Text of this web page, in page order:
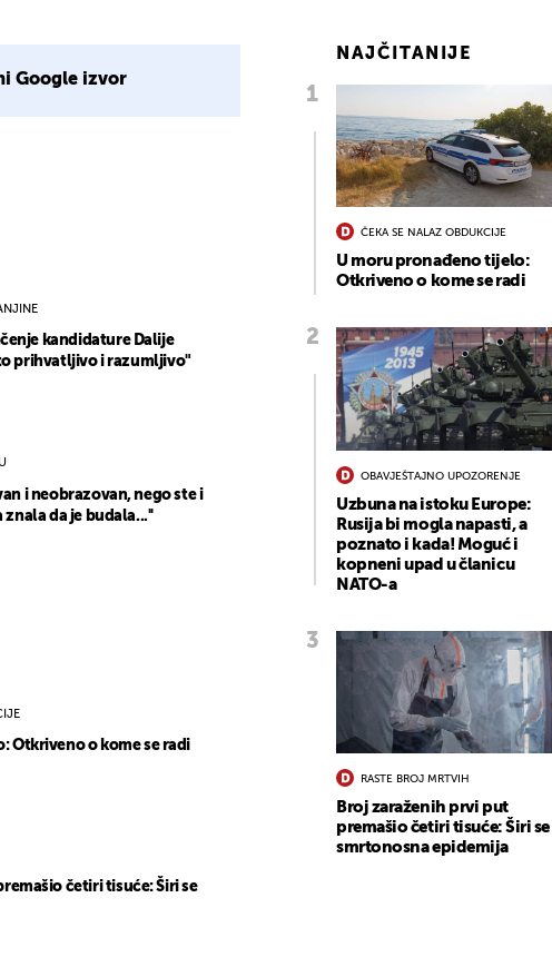
Google izvor
kandidature Dalije
prihvatljivo i razumljivo"
i neobrazovan, nego ste i
da je budala...''
Otkriveno o kome se radi
četiri tisuće: Širi se
NAJČITANIJE
ČEKA SE NALAZ OBDUKCIJE
U moru pronađeno tijelo:
Otkriveno o kome se radi
OBAVJEŠTAJNO UPOZORENJE
Uzbuna na istoku Europe:
Rusija bi mogla napasti, a
poznato i kada! Moguć i
kopneni upad u članicu
NATO-a
RASTE BROJ MRTVIH
Broj zaraženih prvi put
premašio četiri tisuće: Širi se
smrtonosna epidemija